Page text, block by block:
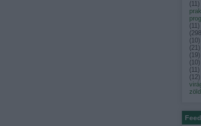
(11)
(11)
(298
(10)
(21)
(19)
(10)
(11)
(12)